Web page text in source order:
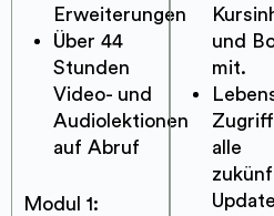
Erweiterungen
Über 44
Stunden
Video- und
Audiolektionen
auf Abruf
Modul 1:
und
mit.
alle